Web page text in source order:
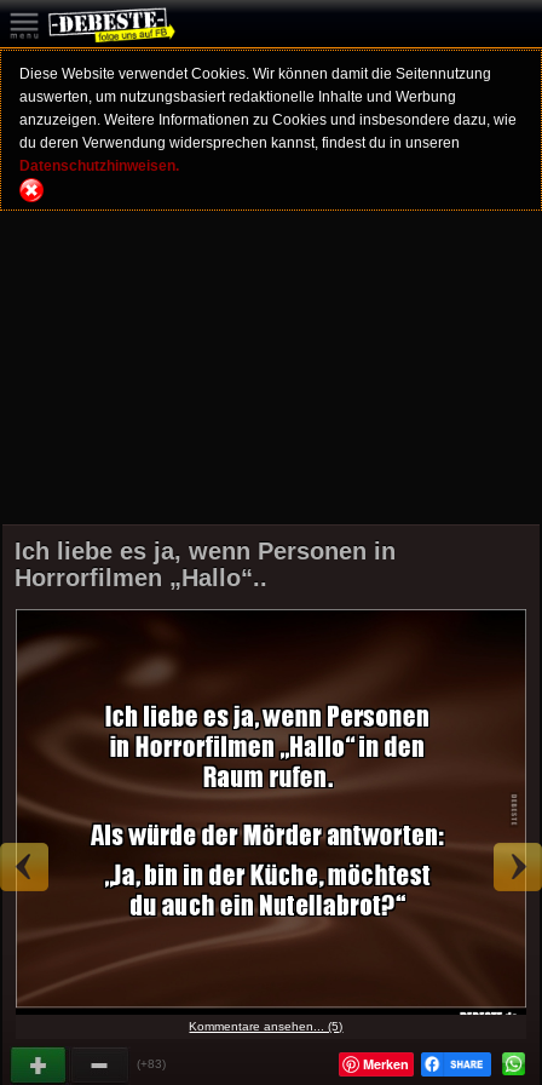
Diese Website verwendet Cookies. Wir können damit die Seitennutzung
auswerten, um nutzungsbasiert redaktionelle Inhalte und Werbung
anzuzeigen. Weitere Informationen zu Cookies und insbesondere dazu, wie
du deren Verwendung widersprechen kannst, findest du in unseren
Datenschutzhinweisen.
Ich liebe es ja, wenn Personen in
Horrorfilmen „Hallo“..
Kommentare ansehen... (5)
(+83) Merken